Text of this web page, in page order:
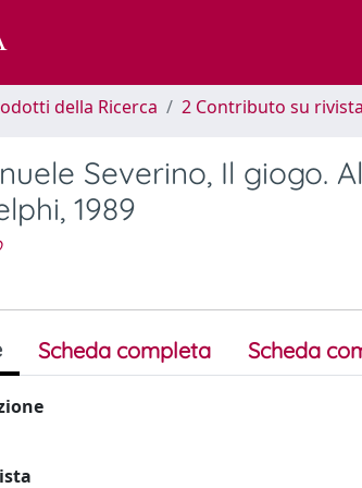
della Ricerca 2 Contributo su rivista
Severino, Il giogo.
1989
Scheda completa Scheda